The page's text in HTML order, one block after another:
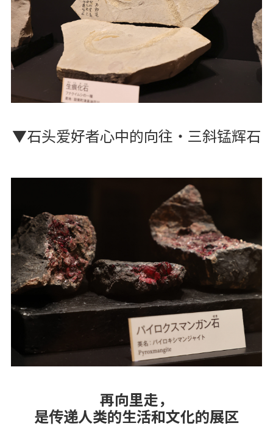
▼石头爱好者心中的向往・三斜锰辉石
再向里走，
是传递人类的生活和文化的展区